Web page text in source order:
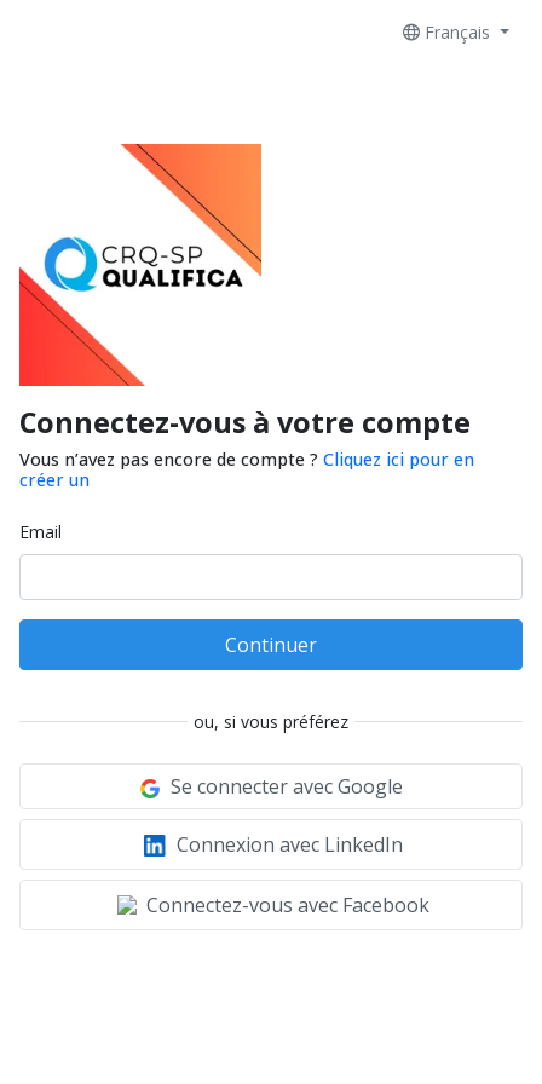
Français
Connectez-vous à votre compte
Vous n’avez pas encore de compte ? Cliquez ici pour en
créer un
Email
Continuer
ou, si vous préférez
Se connecter avec Google
Connexion avec LinkedIn
Connectez-vous avec Facebook